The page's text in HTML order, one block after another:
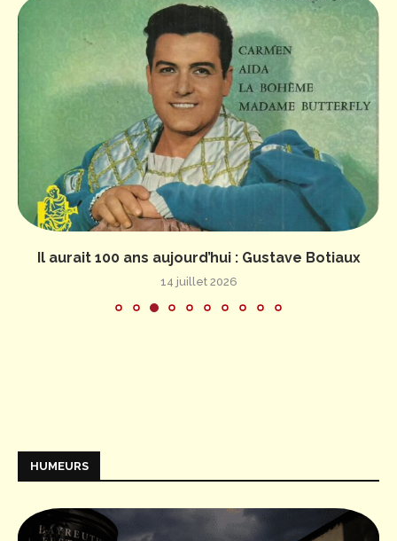
Il aurait 100 ans aujourd’hui : Gustave Botiaux
14 juillet 2026
HUMEURS